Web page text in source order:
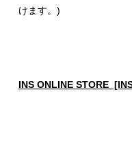
けます。)
INS ONLINE STORE